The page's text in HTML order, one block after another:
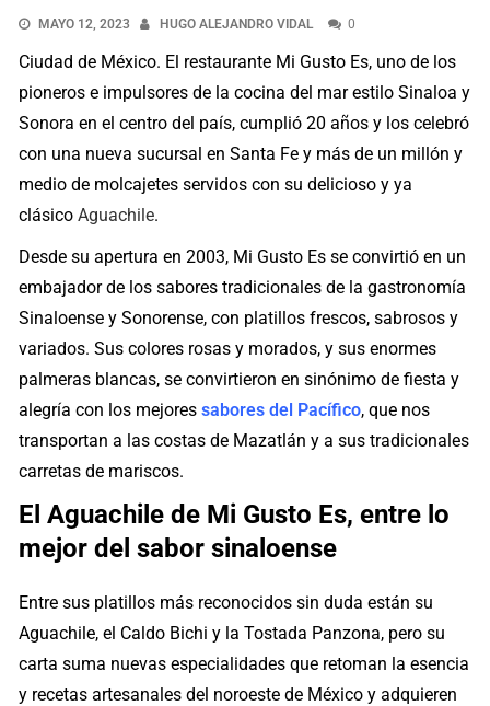
MAYO 12, 2023 HUGO ALEJANDRO VIDAL 0
Ciudad de México. El restaurante Mi Gusto Es, uno de los
pioneros e impulsores de la cocina del mar estilo Sinaloa y
Sonora en el centro del país, cumplió 20 años y los celebró
con una nueva sucursal en Santa Fe y más de un millón y
medio de molcajetes servidos con su delicioso y ya
clásicoAguachile.
Desde su apertura en 2003, Mi Gusto Es se convirtió en un
embajador de los sabores tradicionales de la gastronomía
Sinaloense y Sonorense, con platillos frescos, sabrosos y
variados. Sus colores rosas y morados, y sus enormes
palmeras blancas, se convirtieron en sinónimo de fiesta y
alegría con los mejoressabores del Pacífico, que nos
transportan a las costas de Mazatlán y a sus tradicionales
carretas de mariscos.
El Aguachile de Mi Gusto Es, entre lo
mejor del sabor sinaloense
Entre sus platillos más reconocidos sin duda están su
Aguachile, el Caldo Bichi y la Tostada Panzona, pero su
carta suma nuevas especialidades que retoman la esencia
y recetas artesanales del noroeste de México y adquieren